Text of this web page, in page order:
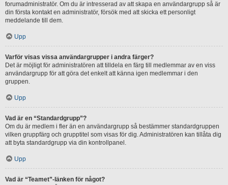
forumadministratör. Om du är intresserad av att skapa en användargrupp så är
din första kontakt en administratör, försök med att skicka ett personligt
meddelande till dem.
Upp
Varför visas vissa användargrupper i andra färger?
Det är möjligt för administratören att tilldela en färg till medlemmar av en viss
användargrupp för att göra det enkelt att känna igen medlemmar i den
gruppen.
Upp
Vad är en “Standardgrupp”?
Om du är medlem i fler än en användargrupp så bestämmer standardgruppen
vilken gruppfärg och grupptitel som visas för dig. Administratören kan tillåta dig
att byta standardgrupp via din kontrollpanel.
Upp
Vad är “Teamet”-länken för något?